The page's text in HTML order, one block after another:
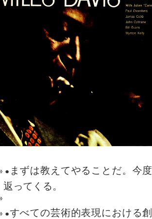
● まずは教えてやることだ。今
返ってくる。
●すべての芸術的表現における